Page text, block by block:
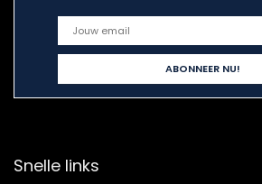
Snelle links